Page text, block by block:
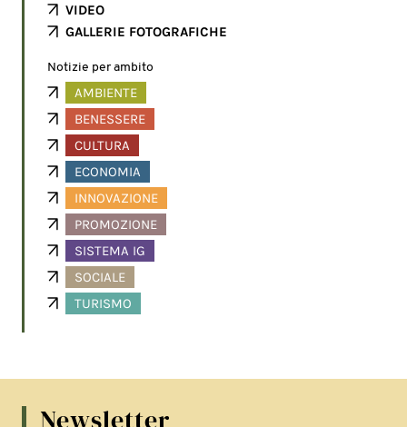
VIDEO
GALLERIE FOTOGRAFICHE
Notizie per ambito
AMBIENTE
BENESSERE
CULTURA
ECONOMIA
INNOVAZIONE
PROMOZIONE
SISTEMA IG
SOCIALE
TURISMO
Newsletter